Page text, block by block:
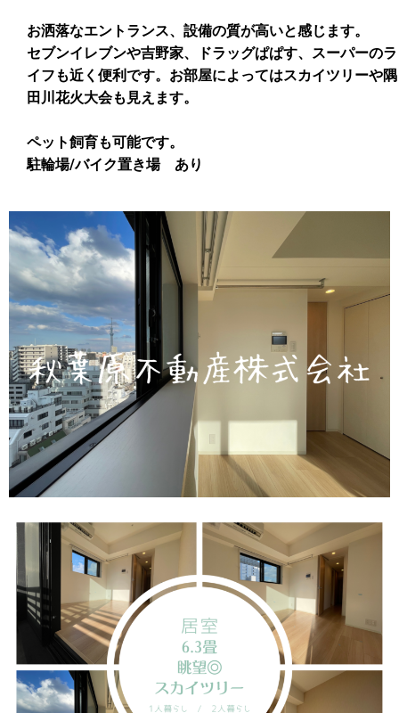
お洒落なエントランス、設備の質が高いと感じます。
セブンイレブンや吉野家、ドラッグぱぱす、スーパーのラ
イフも近く便利です。お部屋によってはスカイツリーや隅
田川花火大会も見えます。
ペット飼育も可能です。
駐輪場/バイク置き場 あり